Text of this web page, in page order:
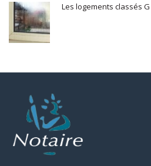
Les logements classés